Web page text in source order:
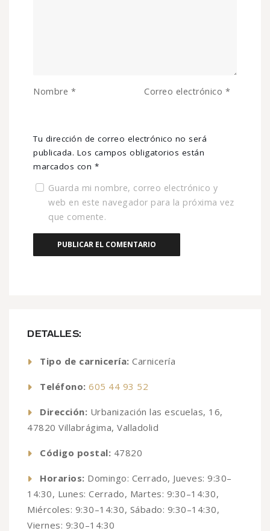
DETALLES:
Tipo de carnicería: Carnicería
Teléfono: 605 44 93 52
Dirección: Urbanización las escuelas, 16,
47820 Villabrágima, Valladolid
Código postal: 47820
Horarios: Domingo: Cerrado, Jueves: 9:30–
14:30, Lunes: Cerrado, Martes: 9:30–14:30,
Miércoles: 9:30–14:30, Sábado: 9:30–14:30,
Viernes: 9:30–14:30
Tu dirección de correo electrónico no será
publicada. Los campos obligatorios están
marcados con *
Nombre * Correo electrónico *
Guarda mi nombre, correo electrónico y
web en este navegador para la próxima vez
que comente.